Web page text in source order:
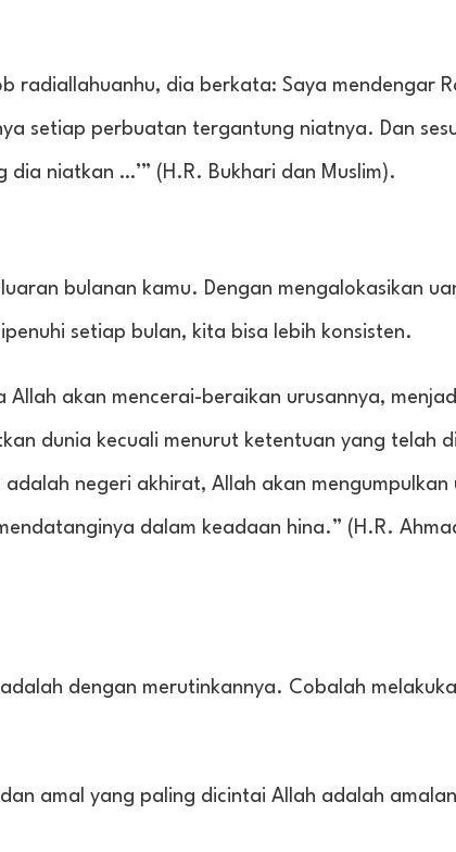
radiallahuanhu, dia berkata: Saya mendengar
setiap perbuatan tergantung niatnya. Dan
niatkan …’” (H.R. Bukhari dan Muslim).
bulanan kamu. Dengan mengalokasikan
setiap bulan, kita bisa lebih konsisten.
akan mencerai-beraikan urusannya,
dunia kecuali menurut ketentuan yang telah
negeri akhirat, Allah akan mengumpulkan
dalam keadaan hina.” (H.R.
dengan merutinkannya. Cobalah
amal yang paling dicintai Allah adalah